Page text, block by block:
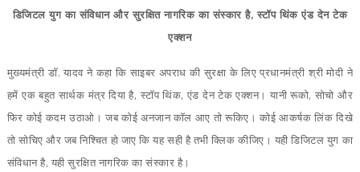
डिजिटल युग का संविधान और सुरक्षित नागरिक का संस्कार है, स्टॉप थिंक एंड देन टेक
एक्शन
मुख्यमंत्री डॉ. यादव ने कहा कि साइबर अपराध की सुरक्षा के लिए प्रधानमंत्री श्री मोदी ने
हमें एक बहुत सार्थक मंत्र दिया है, स्टॉप थिंक, एंड देन टेक एक्शन। यानी रूको, सोचो और
फिर कोई कदम उठाओ। जब कोई अनजान कॉल आए तो रूकिए। कोई आकर्षक लिंक दिखे
तो सोचिए और जब निश्चित हो जाए कि यह सही है तभी क्लिक कीजिए। यही डिजिटल युग का
संविधान है, यही सुरक्षित नागरिक का संस्कार है।